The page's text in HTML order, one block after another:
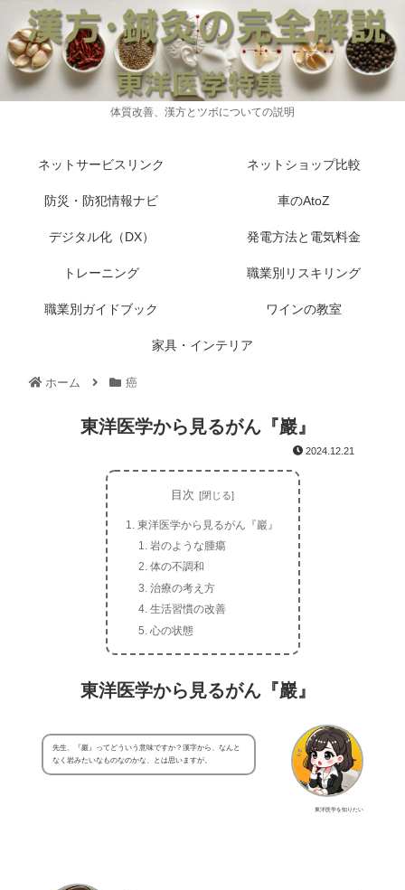
体質改善、漢方とツボについての説明
ネットサービスリンク ネットショップ比較
防災・防犯情報ナビ 車のAtoZ
デジタル化（DX） 発電方法と電気料金
トレーニング 職業別リスキリング
職業別ガイドブック ワインの教室
家具・インテリア
ホーム 癌
東洋医学から見るがん『巖』
2024.12.21
目次
東洋医学から見るがん『巖』
岩のような腫瘍
体の不調和
治療の考え方
生活習慣の改善
心の状態
東洋医学から見るがん『巖』
東洋医学を知りたい
先生、『巖』ってどういう意味ですか？漢字から、なんと
なく岩みたいなものなのかな、とは思いますが。